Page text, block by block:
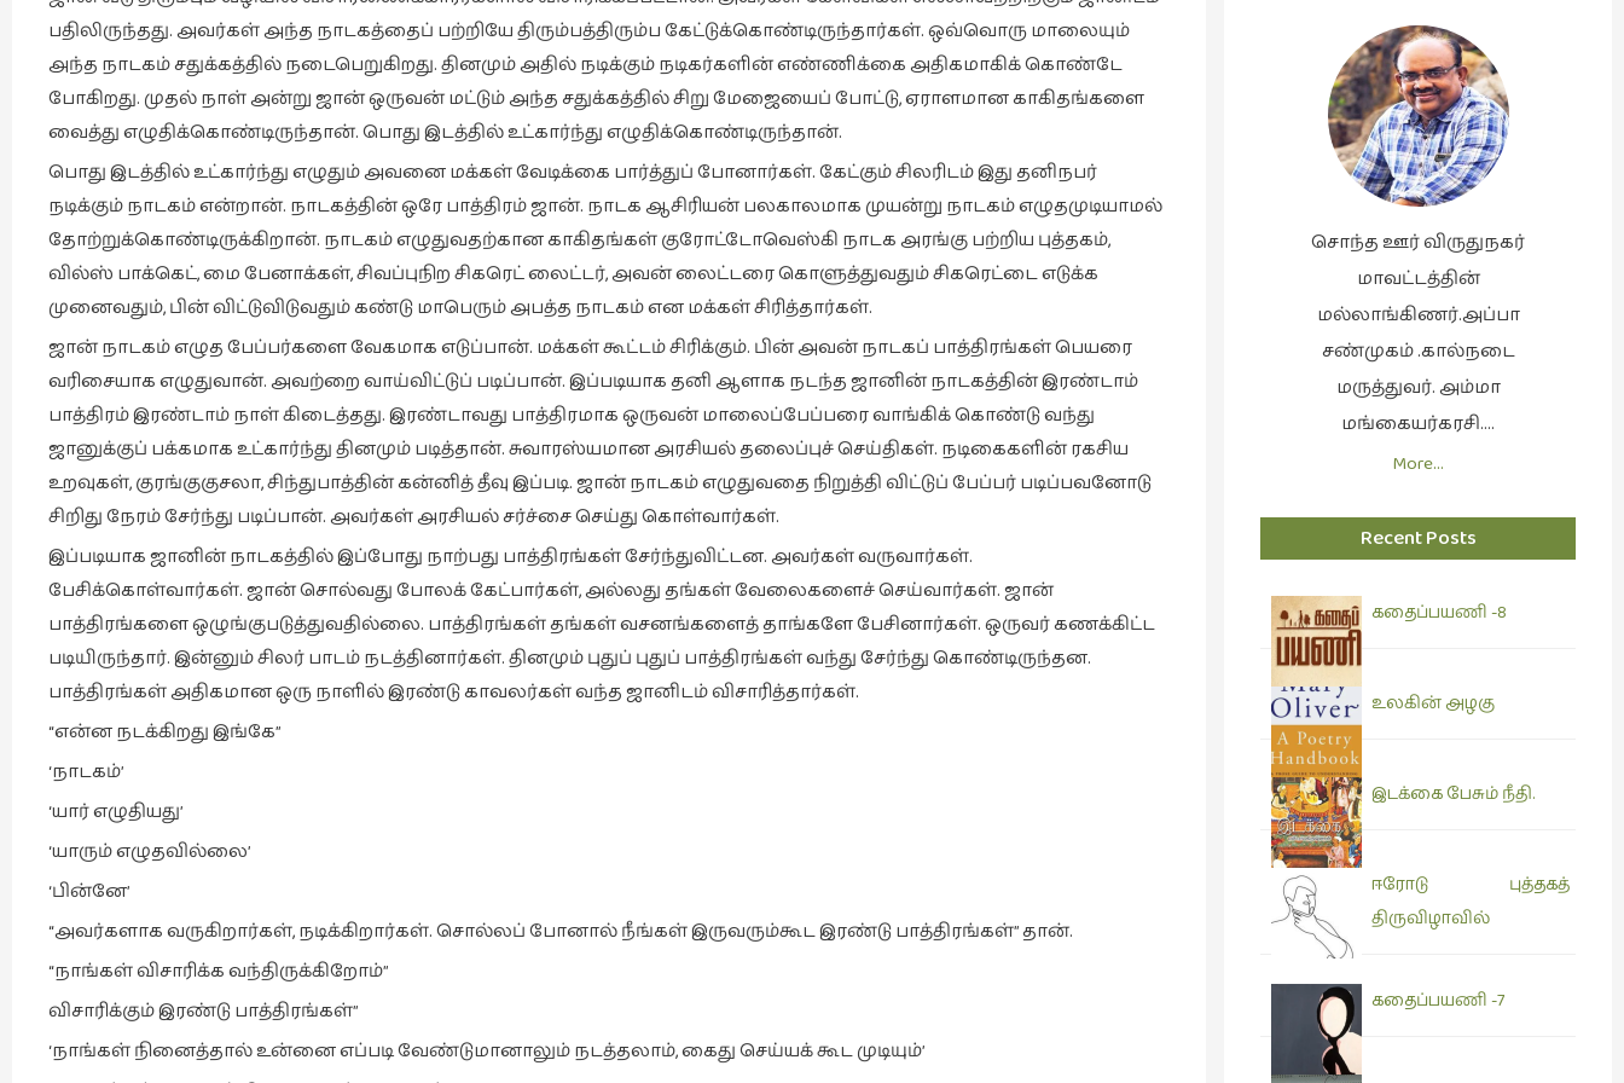
பதிலிருந்தது. அவர்கள் அந்த நாடகத்தைப் பற்றியே திரும்பத்திரும்ப கேட்டுக்கொண்டிருந்தார்கள். ஒவ்வொரு மாலையும்
அந்த நாடகம் சதுக்கத்தில் நடைபெறுகிறது. தினமும் அதில் நடிக்கும் நடிகர்களின் எண்ணிக்கை அதிகமாகிக் கொண்டே
போகிறது. முதல் நாள் அன்று ஜான் ஒருவன் மட்டும் அந்த சதுக்கத்தில் சிறு மேஜையைப் போட்டு, ஏராளமான காகிதங்களை
வைத்து எழுதிக்கொண்டிருந்தான். பொது இடத்தில் உட்கார்ந்து எழுதிக்கொண்டிருந்தான்.
பொது இடத்தில் உட்கார்ந்து எழுதும் அவனை மக்கள் வேடிக்கை பார்த்துப் போனார்கள். கேட்கும் சிலரிடம் இது தனிநபர்
நடிக்கும் நாடகம் என்றான். நாடகத்தின் ஒரே பாத்திரம் ஜான். நாடக ஆசிரியன் பலகாலமாக முயன்று நாடகம் எழுதமுடியாமல்
தோற்றுக்கொண்டிருக்கிறான். நாடகம் எழுதுவதற்கான காகிதங்கள் குரோட்டோவெஸ்கி நாடக அரங்கு பற்றிய புத்தகம்,
வில்ஸ் பாக்கெட், மை பேனாக்கள், சிவப்புநிற சிகரெட் லைட்டர், அவன் லைட்டரை கொளுத்துவதும் சிகரெட்டை எடுக்க
முனைவதும், பின் விட்டுவிடுவதும் கண்டு மாபெரும் அபத்த நாடகம் என மக்கள் சிரித்தார்கள்.
ஜான் நாடகம் எழுத பேப்பர்களை வேகமாக எடுப்பான். மக்கள் கூட்டம் சிரிக்கும். பின் அவன் நாடகப் பாத்திரங்கள் பெயரை
வரிசையாக எழுதுவான். அவற்றை வாய்விட்டுப் படிப்பான். இப்படியாக தனி ஆளாக நடந்த ஜானின் நாடகத்தின் இரண்டாம்
பாத்திரம் இரண்டாம் நாள் கிடைத்தது. இரண்டாவது பாத்திரமாக ஒருவன் மாலைப்பேப்பரை வாங்கிக் கொண்டு வந்து
ஜானுக்குப் பக்கமாக உட்கார்ந்து தினமும் படித்தான். சுவாரஸ்யமான அரசியல் தலைப்புச் செய்திகள். நடிகைகளின் ரகசிய
உறவுகள், குரங்குகுசலா, சிந்துபாத்தின் கன்னித் தீவு இப்படி. ஜான் நாடகம் எழுதுவதை நிறுத்தி விட்டுப் பேப்பர் படிப்பவனோடு
சிறிது நேரம் சேர்ந்து படிப்பான். அவர்கள் அரசியல் சர்ச்சை செய்து கொள்வார்கள்.
இப்படியாக ஜானின் நாடகத்தில் இப்போது நாற்பது பாத்திரங்கள் சேர்ந்துவிட்டன. அவர்கள் வருவார்கள்.
பேசிக்கொள்வார்கள். ஜான் சொல்வது போலக் கேட்பார்கள், அல்லது தங்கள் வேலைகளைச் செய்வார்கள். ஜான்
பாத்திரங்களை ஒழுங்குபடுத்துவதில்லை. பாத்திரங்கள் தங்கள் வசனங்களைத் தாங்களே பேசினார்கள். ஒருவர் கணக்கிட்ட
படியிருந்தார். இன்னும் சிலர் பாடம் நடத்தினார்கள். தினமும் புதுப் புதுப் பாத்திரங்கள் வந்து சேர்ந்து கொண்டிருந்தன.
பாத்திரங்கள் அதிகமான ஒரு நாளில் இரண்டு காவலர்கள் வந்த ஜானிடம் விசாரித்தார்கள்.
“என்ன நடக்கிறது இங்கே”
‘நாடகம்’
‘யார் எழுதியது’
‘யாரும் எழுதவில்லை’
‘பின்னே’
“அவர்களாக வருகிறார்கள், நடிக்கிறார்கள். சொல்லப் போனால் நீங்கள் இருவரும்கூட இரண்டு பாத்திரங்கள்” தான்.
“நாங்கள் விசாரிக்க வந்திருக்கிறோம்”
விசாரிக்கும் இரண்டு பாத்திரங்கள்”
‘நாங்கள் நினைத்தால் உன்னை எப்படி வேண்டுமானாலும் நடத்தலாம், கைது செய்யக் கூட முடியும்’
சொந்த ஊர் விருதுநகர்
மாவட்டத்தின்
மல்லாங்கிணர்.அப்பா
சண்முகம் .கால்நடை
மருத்துவர். அம்மா
மங்கையர்கரசி….
More…
Recent Posts
கதைப்பயணி -8
உலகின் அழகு
இடக்கை பேசும் நீதி.
ஈரோடு புத்தகத்
திருவிழாவில்
கதைப்பயணி -7